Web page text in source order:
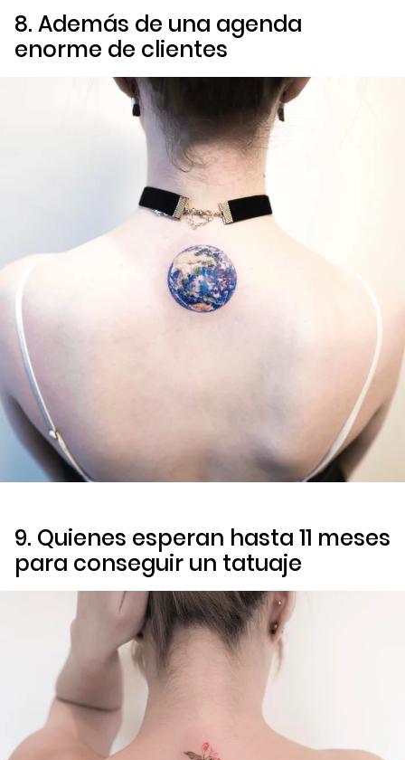
8. Además de una agenda
enorme de clientes
9. Quienes esperan hasta 11 meses
para conseguir un tatuaje